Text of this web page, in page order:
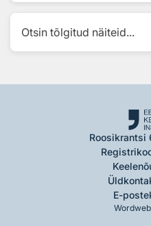
Otsin tõlgitud näiteid...
Roosikrantsi
E-post